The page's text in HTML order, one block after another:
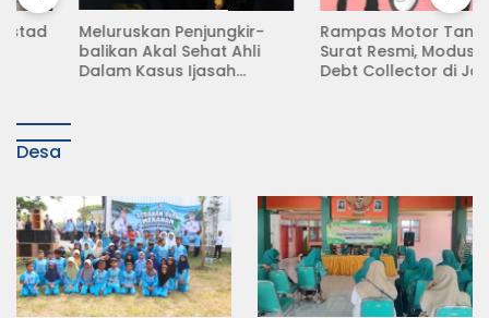
Meluruskan Penjungkir-
balikan Akal Sehat Ahli
Dalam Kasus Ijasah
Rampas Motor Tanpa
Surat Resmi, Modus Baru
Debt Collector di Jalan
Desa